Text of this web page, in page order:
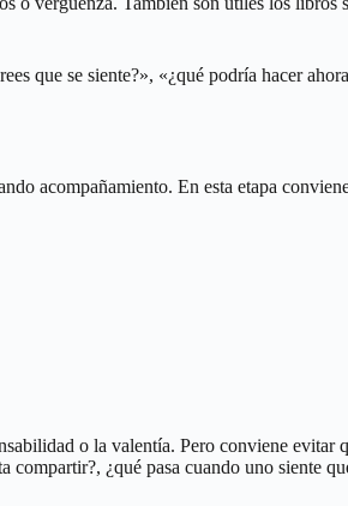
que se siente?», «¿qué podría hacer
acompañamiento. En esta etapa
o la valentía. Pero conviene
¿qué pasa cuando uno siente